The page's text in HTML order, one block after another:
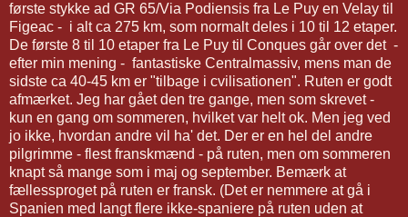
første stykke ad GR 65/Via Podiensis fra Le Puy en Velay til
Figeac - i alt ca 275 km, som normalt deles i 10 til 12 etaper.
De første 8 til 10 etaper fra Le Puy til Conques går over det -
efter min mening - fantastiske Centralmassiv, mens man de
sidste ca 40-45 km er "tilbage i cvilisationen". Ruten er godt
afmærket. Jeg har gået den tre gange, men som skrevet -
kun en gang om sommeren, hvilket var helt ok. Men jeg ved
jo ikke, hvordan andre vil ha' det. Der er en hel del andre
pilgrimme - flest franskmænd - på ruten, men om sommeren
knapt så mange som i maj og september. Bemærk at
fællessproget på ruten er fransk. (Det er nemmere at gå i
Spanien med langt flere ikke-spaniere på ruten uden at